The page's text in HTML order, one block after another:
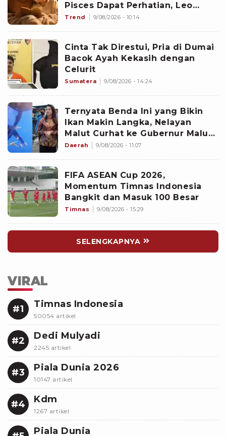
Pisces Dapat Perhatian, Leo
Makin Dekat dengan Si Dia
Trend 9/08/2026 - 10:14
Cinta Tak Direstui, Pria di Dumai
Bacok Ayah Kekasih dengan
Celurit
Sumatera 9/08/2026 - 14:24
Ternyata Benda Ini yang Bikin
Ikan Makin Langka, Nelayan
Malut Curhat ke Gubernur Malut
Sherly Tjoanda soal Rumpon
Daerah 9/08/2026 - 11:07
FIFA ASEAN Cup 2026,
Momentum Timnas Indonesia
Bangkit dan Masuk 100 Besar
Timnas 9/08/2026 - 15:29
SELENGKAPNYA
VIRAL
#1 Timnas Indonesia
50054 artikel
#2 Dedi Mulyadi
2245 artikel
#3 Piala Dunia 2026
10147 artikel
#4 Kdm
1267 artikel
Piala Dunia